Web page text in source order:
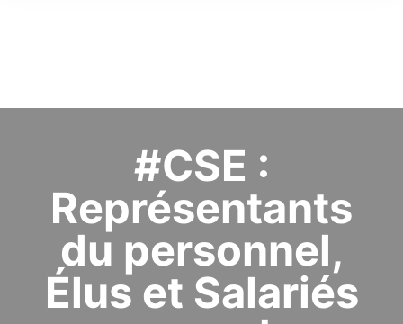
#CSE :
Représentants
du personnel,
Élus et Salariés